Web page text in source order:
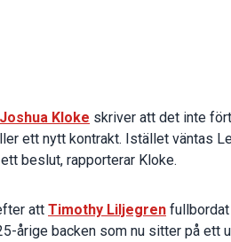
Kloke skriver att det inte
ett nytt kontrakt. Istället väntas
beslut, rapporterar Kloke.
att Timothy Liljegren
årige backen som nu sitter på